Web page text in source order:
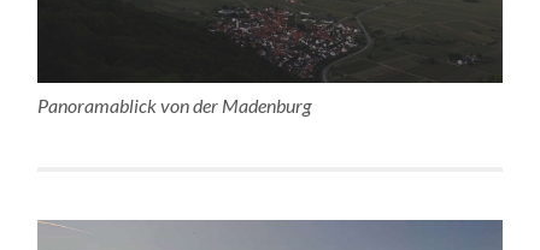
Panoramablick von der Madenburg